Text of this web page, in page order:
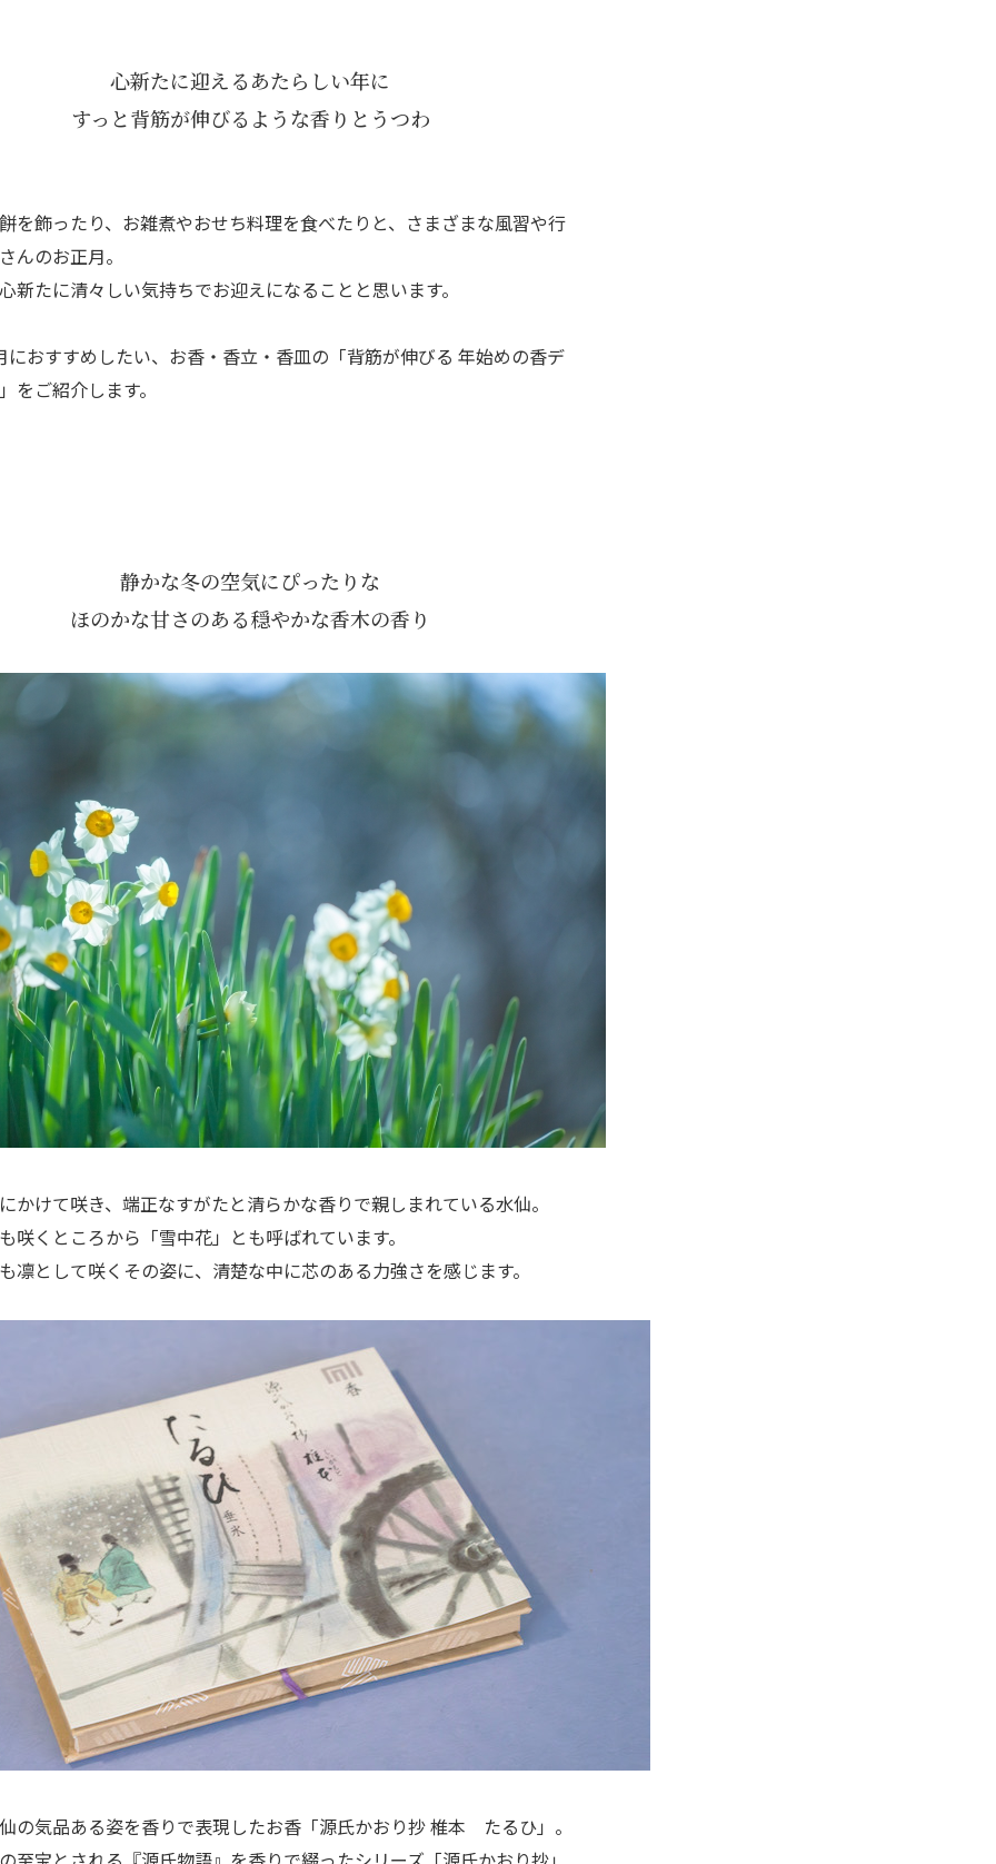
心新たに迎えるあたらしい年に
すっと背筋が伸びるような香りとうつわ
を飾ったり、お雑煮やおせち料理を食べたりと、さまざまな風習や行
んのお正月。
新たに清々しい気持ちでお迎えになることと思います。
におすすめしたい、お香・香立・香皿の「背筋が伸びる 年始めの香デ
をご紹介します。
静かな冬の空気にぴったりな
ほのかな甘さのある穏やかな香木の香り
かけて咲き、端正なすがたと清らかな香りで親しまれている水仙。
咲くところから「雪中花」とも呼ばれています。
凛として咲くその姿に、清楚な中に芯のある力強さを感じます。
の気品ある姿を香りで表現したお香「源氏かおり抄 椎本 たるひ」。